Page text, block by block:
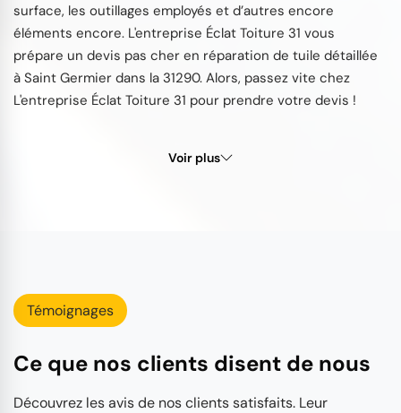
surface, les outillages employés et d’autres encore
éléments encore. L'entreprise Éclat Toiture 31 vous
prépare un devis pas cher en réparation de tuile détaillée
à Saint Germier dans la 31290. Alors, passez vite chez
L'entreprise Éclat Toiture 31 pour prendre votre devis !
Voir plus
Témoignages
Ce que nos clients disent de nous
Découvrez les avis de nos clients satisfaits. Leur